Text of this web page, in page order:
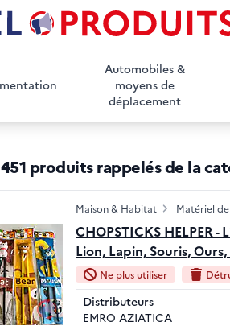
Automobiles &
moyens de
déplacement
produits rappelés de la
Maison & Habitat Matériel
CHOPSTICKS HELPER
Lion, Lapin, Souris,
Ne plus utiliser
Distributeurs
EMRO AZIATICA